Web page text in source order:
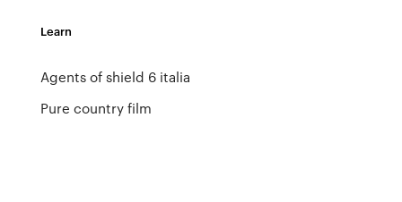
Learn
Agents of shield 6 italia
Pure country film